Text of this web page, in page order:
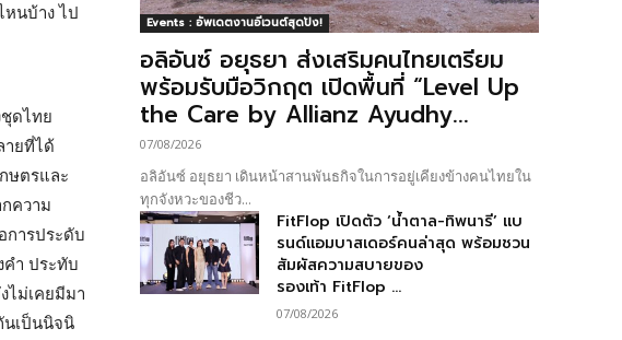
นบ้าง ไป
ดไทย
ายที่ได้
ษตรและ
ความ
การประดับ
ำ ประทับ
ไม่เคยมีมา
นเป็นนิจนิ
Events : อัพเดตงานอีเวนต์สุดปัง!
อลิอันซ์ อยุธยา ส่งเสริมคนไทยเตรียม
พร้อมรับมือวิกฤต เปิดพื้นที่ “Level Up
the Care by Allianz Ayudhy...
07/08/2026
อลิอันซ์ อยุธยา เดินหน้าสานพันธกิจในการอยู่เคียงข้างคนไทยใน
ทุกจังหวะของชีว...
FitFlop เปิดตัว ‘น้ำตาล-ทิพนารี’ แบ
รนด์แอมบาสเดอร์คนล่าสุด พร้อมชวน
สัมผัสความสบายของ
รองเท้า FitFlop ...
07/08/2026